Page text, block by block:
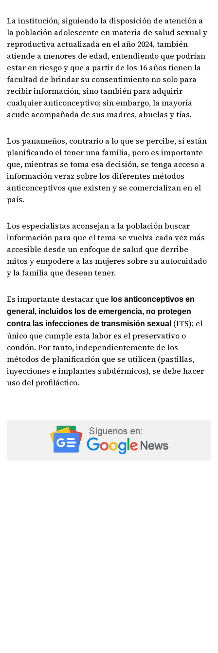
La institución, siguiendo la disposición de atención a
la población adolescente en materia de salud sexual y
reproductiva actualizada en el año 2024, también
atiende a menores de edad, entendiendo que podrían
estar en riesgo y que a partir de los 16 años tienen la
facultad de brindar su consentimiento no solo para
recibir información, sino también para adquirir
cualquier anticonceptivo; sin embargo, la mayoría
acude acompañada de sus madres, abuelas y tías.
Los panameños, contrario a lo que se percibe, sí están
planificando el tener una familia, pero es importante
que, mientras se toma esa decisión, se tenga acceso a
información veraz sobre los diferentes métodos
anticonceptivos que existen y se comercializan en el
país.
Los especialistas aconsejan a la población buscar
información para que el tema se vuelva cada vez más
accesible desde un enfoque de salud que derribe
mitos y empodere a las mujeres sobre su autocuidado
y la familia que desean tener.
Es importante destacar que los anticonceptivos en
general, incluidos los de emergencia, no protegen
contra las infecciones de transmisión sexual (ITS); el
único que cumple esta labor es el preservativo o
condón. Por tanto, independientemente de los
métodos de planificación que se utilicen (pastillas,
inyecciones e implantes subdérmicos), se debe hacer
uso del profiláctico.